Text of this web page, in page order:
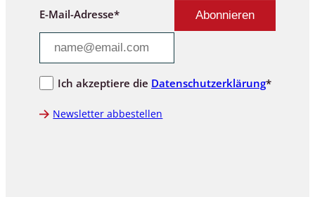
E-Mail-Adresse*
Ich akzeptiere die Datenschutzerklärung*
Newsletter abbestellen